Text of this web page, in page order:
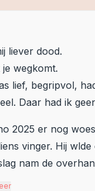
liever dood.
wegkomt.
lief, begripvol,
Daar had ik
2025 er nog
vinger. Hij
nam de